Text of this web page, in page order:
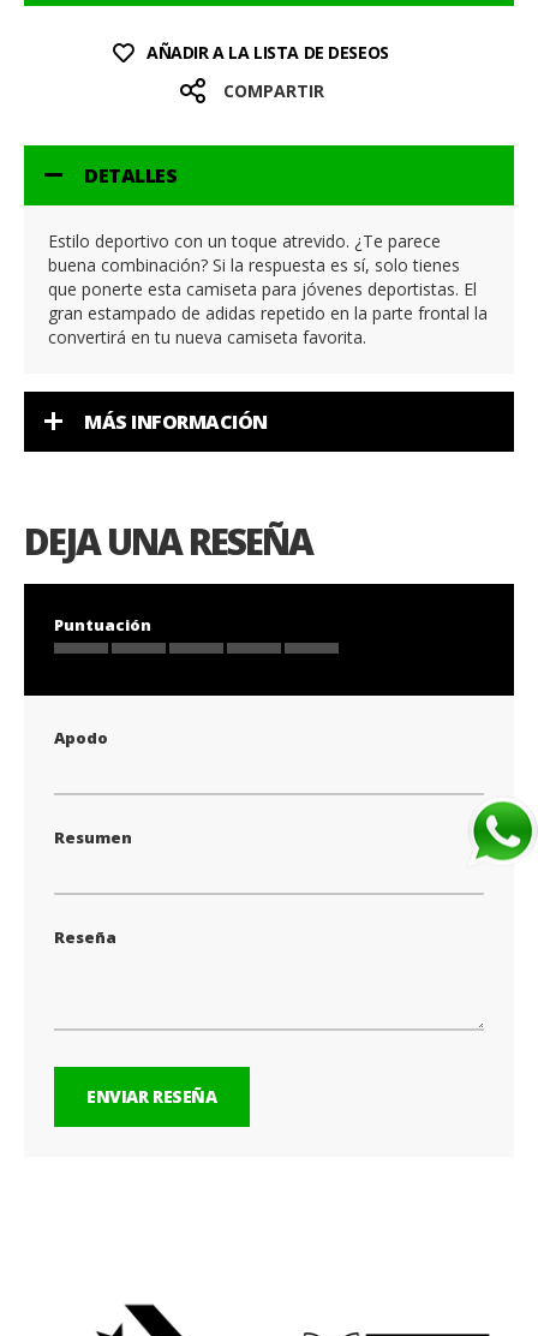
AÑADIR A LA LISTA DE DESEOS
COMPARTIR
DETALLES
Estilo deportivo con un toque atrevido. ¿Te parece
buena combinación? Si la respuesta es sí, solo tienes
que ponerte esta camiseta para jóvenes deportistas. El
gran estampado de adidas repetido en la parte frontal la
convertirá en tu nueva camiseta favorita.
MÁS INFORMACIÓN
DEJA UNA RESEÑA
Puntuación
star
stars
stars
stars
stars
Apodo
Resumen
Reseña
ENVIAR RESEÑA